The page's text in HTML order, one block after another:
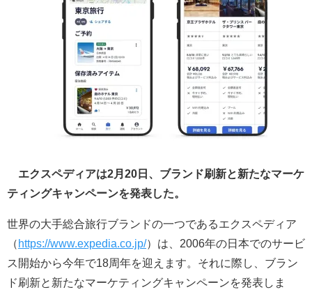
エクスペディアは2月20日、ブランド刷新と新たなマーケ
ティングキャンペーンを発表した。
世界の大手総合旅行ブランドの一つであるエクスペディア
（ https://www.expedia.co.jp/）は、2006年の日本でのサービ
ス開始から今年で18周年を迎えます。それに際し、ブラン
ド刷新と新たなマーケティングキャンペーンを発表しま